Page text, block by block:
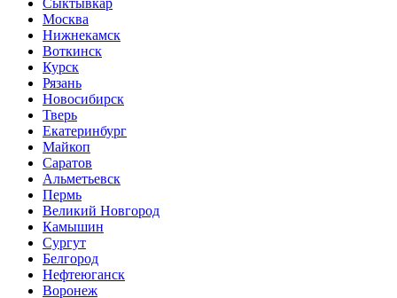
Сыктывкар
Москва
Нижнекамск
Воткинск
Курск
Рязань
Новосибирск
Тверь
Екатеринбург
Майкоп
Саратов
Альметьевск
Пермь
Великий Новгород
Камышин
Сургут
Белгород
Нефтеюганск
Воронеж